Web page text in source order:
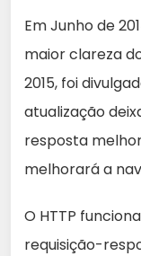
Em Junho de
maior clareza
2015, foi
atualização
resposta
melhorará a
O HTTP
requisição-